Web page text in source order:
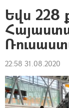
Եվս
22:58 31.08.2020